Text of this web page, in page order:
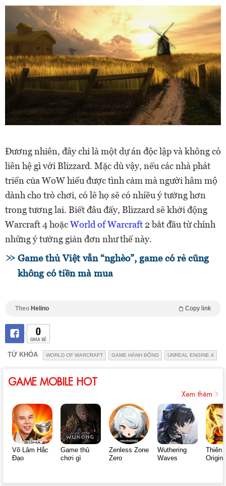
Đương nhiên, đây chỉ là một dự án độc lập và không có
liên hệ gì với Blizzard. Mặc dù vậy, nếu các nhà phát
triển của WoW hiểu được tình cảm mà người hâm mộ
dành cho trò chơi, có lẽ họ sẽ có nhiều ý tưởng hơn
trong tương lai. Biết đâu đấy, Blizzard sẽ khởi động
Warcraft 4 hoặcWorld of Warcraft 2 bắt đầu từ chính
những ý tưởng giản đơn như thế này.
Game thủ Việt vẫn “nghèo”, game có rẻ cũng
không có tiền mà mua
Theo Helino Copy link
0
CHIA SẺ
TỪ KHÓA WORLD OF WARCRAFT GAME HÀNH ĐỘNG UNREAL ENGINE 4
GAME MOBILE HOT
Xem thêm
Võ Lâm Hắc
Đạo
Game thủ
chơi gì
Zenless Zone
Zero
Wuthering
Waves
Thiên
Origin